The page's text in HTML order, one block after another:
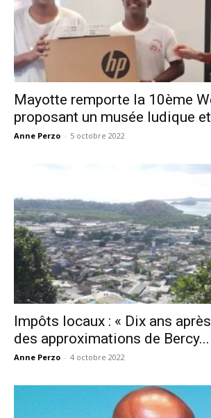
Mayotte remporte la 10ème
proposant un musée ludique
Anne Perzo - 5 octobre 2022
Impôts locaux : « Dix ans
des approximations de Bercy...
Anne Perzo - 4 octobre 2022